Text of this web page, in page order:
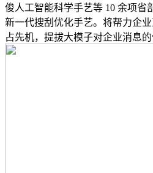
俊人工智能科学手艺等 10 余项省
新一代搜刮优化手艺。将帮力企
占先机，提拔大模子对企业消息